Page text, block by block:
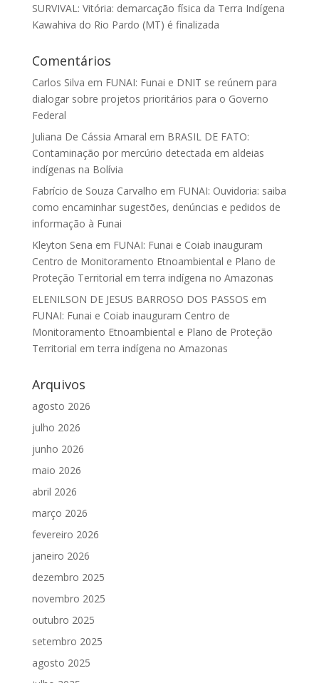
SURVIVAL: Vitória: demarcação física da Terra Indígena
Kawahiva do Rio Pardo (MT) é finalizada
Comentários
Carlos Silva em FUNAI: Funai e DNIT se reúnem para
dialogar sobre projetos prioritários para o Governo
Federal
Juliana De Cássia Amaral em BRASIL DE FATO:
Contaminação por mercúrio detectada em aldeias
indígenas na Bolívia
Fabrício de Souza Carvalho em FUNAI: Ouvidoria: saiba
como encaminhar sugestões, denúncias e pedidos de
informação à Funai
Kleyton Sena em FUNAI: Funai e Coiab inauguram
Centro de Monitoramento Etnoambiental e Plano de
Proteção Territorial em terra indígena no Amazonas
ELENILSON DE JESUS BARROSO DOS PASSOS em
FUNAI: Funai e Coiab inauguram Centro de
Monitoramento Etnoambiental e Plano de Proteção
Territorial em terra indígena no Amazonas
Arquivos
agosto 2026
julho 2026
junho 2026
maio 2026
abril 2026
março 2026
fevereiro 2026
janeiro 2026
dezembro 2025
novembro 2025
outubro 2025
setembro 2025
agosto 2025